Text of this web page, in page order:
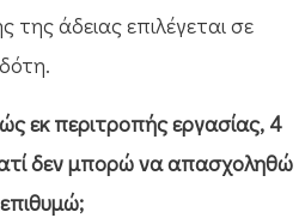
της άδειας επιλέγεται σε
εκ περιτροπής εργασίας, 4
δεν μπορώ να απασχοληθώ